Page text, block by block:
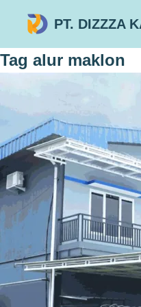
PT. DIZZZA
Tag alur maklon